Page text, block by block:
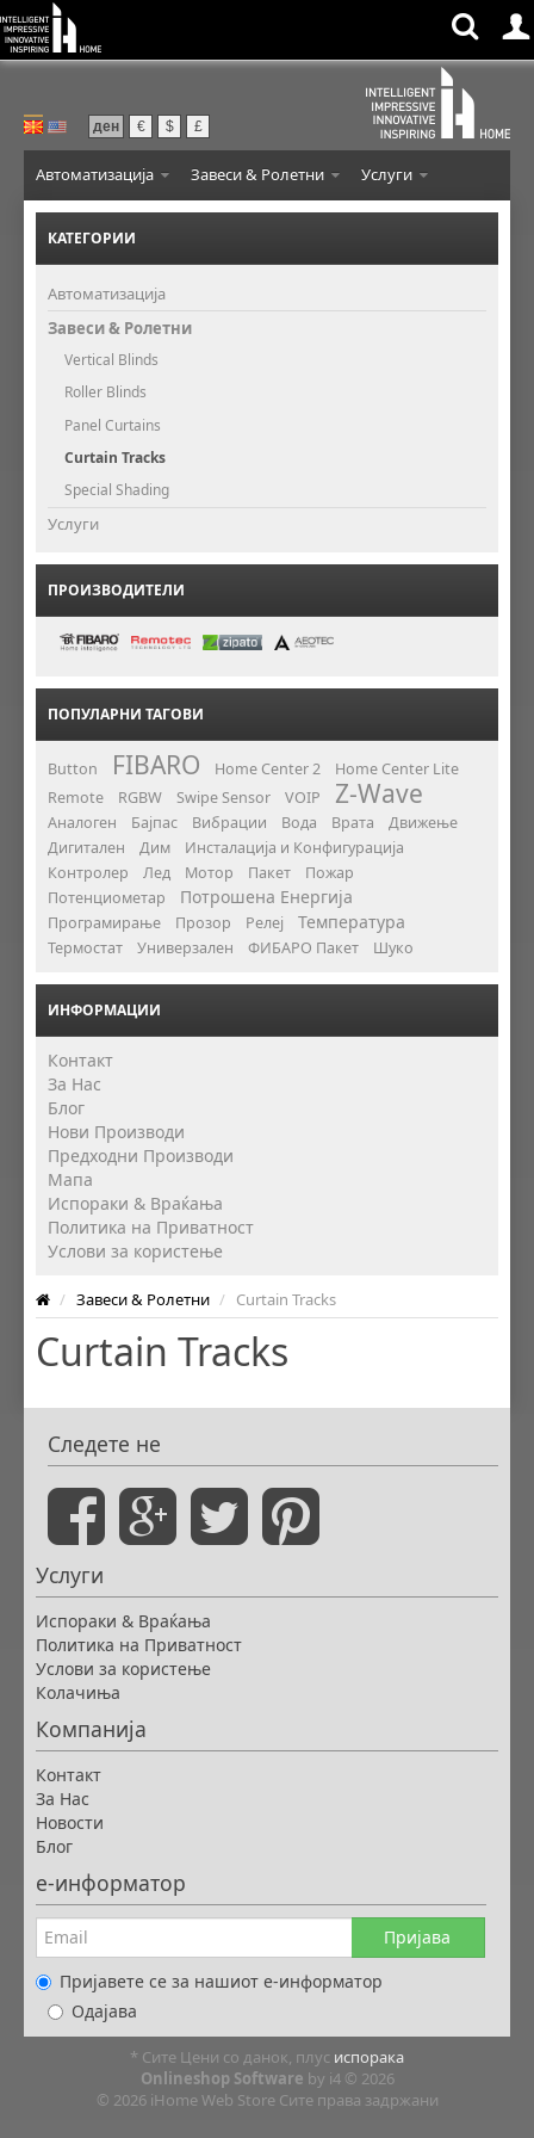
ден € $ £
Автоматизација Завеси & Ролетни Услуги
КАТЕГОРИИ
Автоматизација
Завеси & Ролетни
Vertical Blinds
Roller Blinds
Panel Curtains
Curtain Tracks
Special Shading
Услуги
ПРОИЗВОДИТЕЛИ
ПОПУЛАРНИ ТАГОВИ
Button FIBARO Home Center 2
Home Center Lite
Remote
RGBW Swipe Sensor VOIP Z-Wave
Аналоген Бајпас Вибрации Вода Врата
Движење
Дигитален
Дим
Инсталација и Конфигурација
Контролер
Лед Мотор Пакет
Пожар
Потенциометар
Потрошена Енергија
Програмирање Прозор Релеј Температура
Термостат Универзален ФИБАРО Пакет Шуко
ИНФОРМАЦИИ
Контакт
За Нас
Блог
Нови Производи
Предходни Производи
Мапа
Испораки & Враќања
Политика на Приватност
Услови за користење
/ Завеси & Ролетни / Curtain Tracks
Curtain Tracks
Следете не
Услуги
Испораки & Враќања
Политика на Приватност
Услови за користење
Колачиња
Компанија
Контакт
За Нас
Новости
Блог
е-информатор
Пријава
Пријавете се за нашиот е-информатор
Одајава
* Сите Цени со данок, плус испорака
Onlineshop Software by i4 © 2026
© 2026 iHome Web Store Сите права задржани